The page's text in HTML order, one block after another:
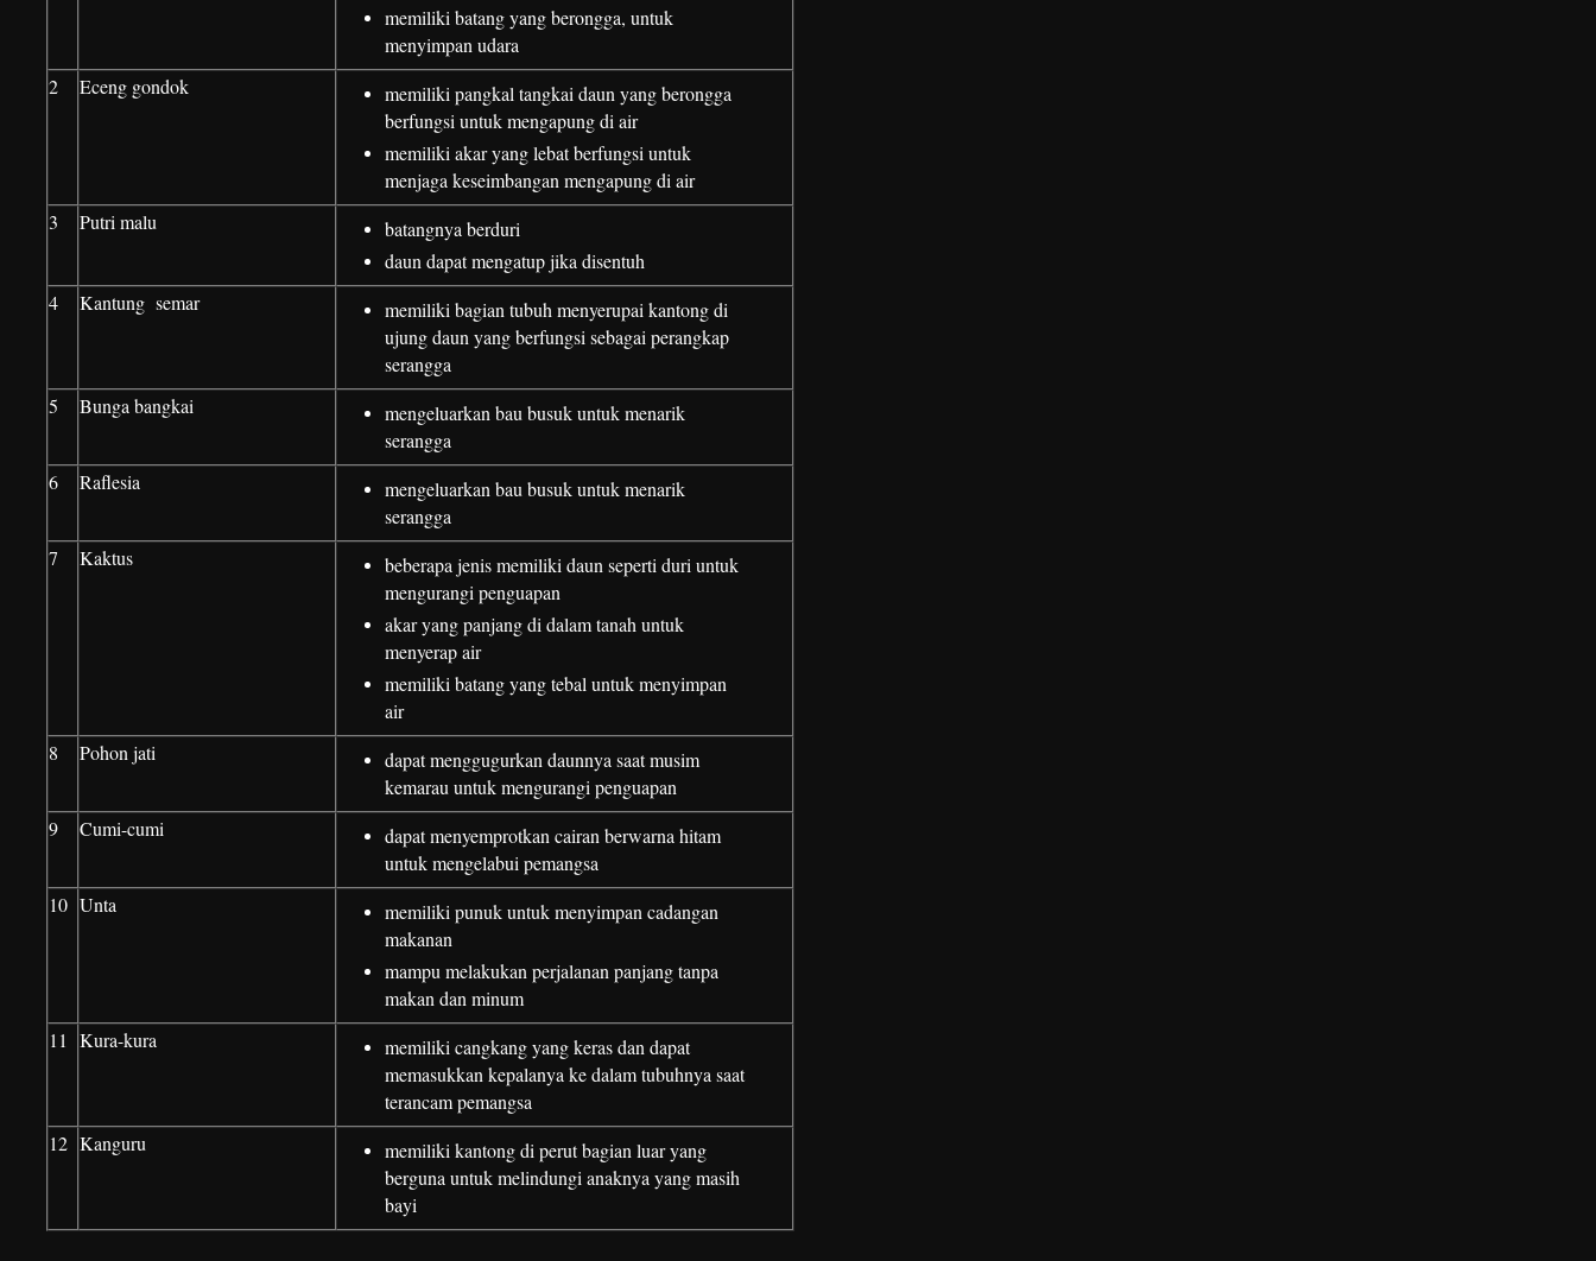
memiliki batang yang berongga, untuk
menyimpan udara
2
Eceng gondok
memiliki pangkal tangkai daun yang berongga
berfungsi untuk mengapung di air
memiliki akar yang lebat berfungsi untuk
menjaga keseimbangan mengapung di air
3
Putri malu
batangnya berduri
daun dapat mengatup jika disentuh
4
Kantung semar
memiliki bagian tubuh menyerupai kantong di
ujung daun yang berfungsi sebagai perangkap
serangga
5
Bunga bangkai
mengeluarkan bau busuk untuk menarik
serangga
6
Raflesia
mengeluarkan bau busuk untuk menarik
serangga
7
Kaktus
beberapa jenis memiliki daun seperti duri untuk
mengurangi penguapan
akar yang panjang di dalam tanah untuk
menyerap air
memiliki batang yang tebal untuk menyimpan
air
8
Pohon jati
dapat menggugurkan daunnya saat musim
kemarau untuk mengurangi penguapan
9
Cumi-cumi
dapat menyemprotkan cairan berwarna hitam
untuk mengelabui pemangsa
10 Unta
memiliki punuk untuk menyimpan cadangan
makanan
mampu melakukan perjalanan panjang tanpa
makan dan minum
11
Kura-kura
memiliki cangkang yang keras dan dapat
memasukkan kepalanya ke dalam tubuhnya saat
terancam pemangsa
12 Kanguru
memiliki kantong di perut bagian luar yang
berguna untuk melindungi anaknya yang masih
bayi